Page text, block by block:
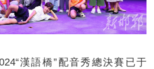
漢語橋”配音秀總決賽已于